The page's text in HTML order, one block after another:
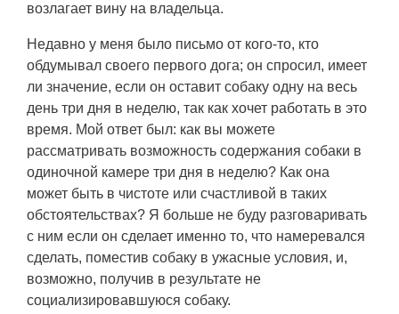
возлагает вину на владельца.
Недавно у меня было письмо от кого-то, кто
обдумывал своего первого дога; он спросил, имеет
ли значение, если он оставит собаку одну на весь
день три дня в неделю, так как хочет работать в это
время. Мой ответ был: как вы можете
рассматривать возможность содержания собаки в
одиночной камере три дня в неделю? Как она
может быть в чистоте или счастливой в таких
обстоятельствах? Я больше не буду разговаривать
с ним если он сделает именно то, что намеревался
сделать, поместив собаку в ужасные условия, и,
возможно, получив в результате не
социализировавшуюся собаку.